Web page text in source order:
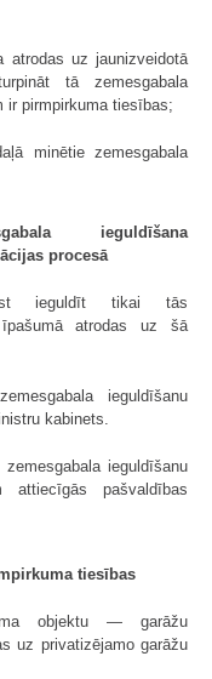
uz jaunizveidotā
tā zemesgabala
ir pirmpirkuma tiesības;
minētie zemesgabala
ieguldīšana
procesā
ieguldīt tikai tās
īpašumā atrodas uz šā
ieguldīšanu
kabinets.
ieguldīšanu
attiecīgās pašvaldības
tiesības
objektu — garāžu
uz privatizējamo garāžu